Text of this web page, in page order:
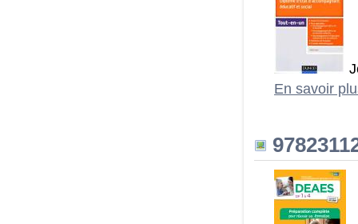
En savoir